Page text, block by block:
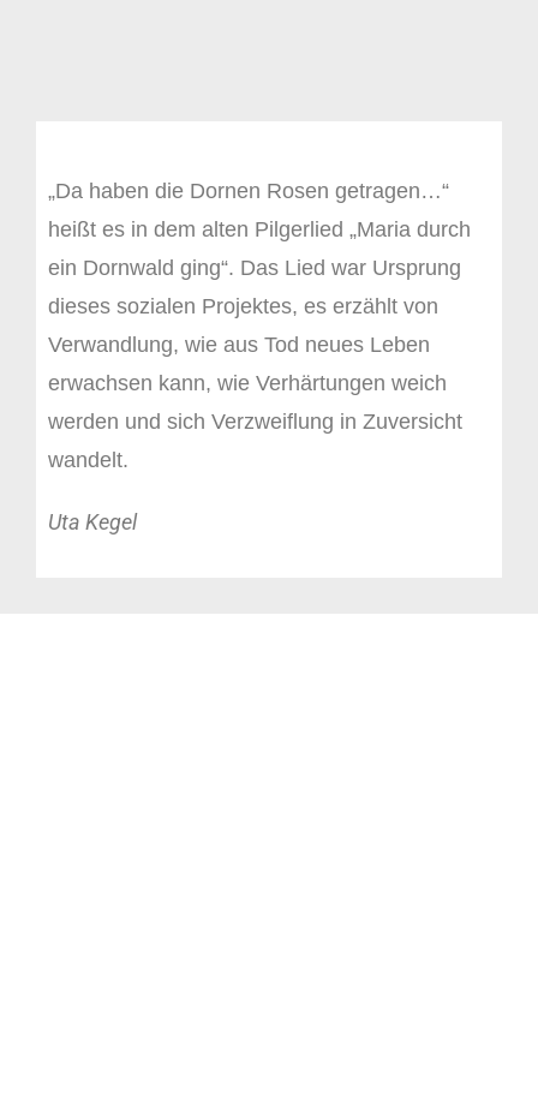
„Da haben die Dornen Rosen getragen…“
heißt es in dem alten Pilgerlied „Maria durch
ein Dornwald ging“. Das Lied war Ursprung
dieses sozialen Projektes, es erzählt von
Verwandlung, wie aus Tod neues Leben
erwachsen kann, wie Verhärtungen weich
werden und sich Verzweiflung in Zuversicht
wandelt.
Uta Kegel